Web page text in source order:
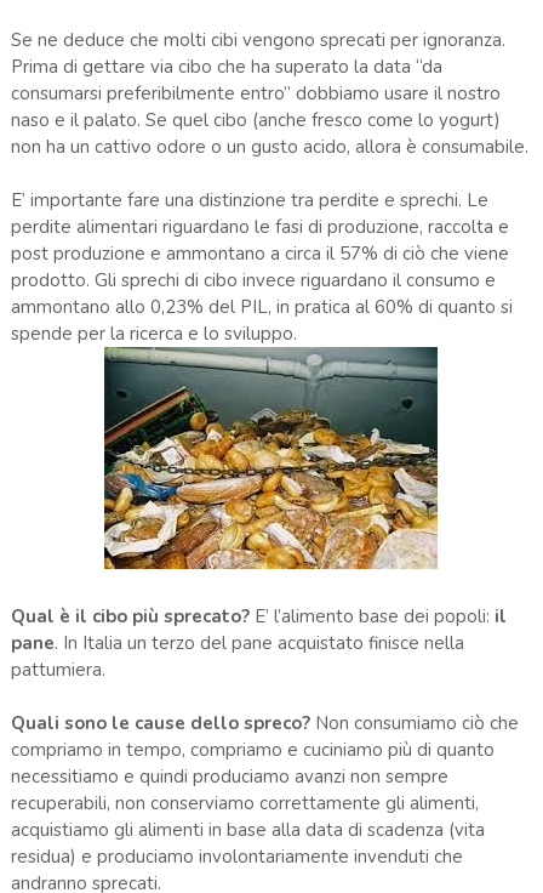
Se ne deduce che molti cibi vengono sprecati per ignoranza.
Prima di gettare via cibo che ha superato la data “da
consumarsi preferibilmente entro” dobbiamo usare il nostro
naso e il palato. Se quel cibo (anche fresco come lo yogurt)
non ha un cattivo odore o un gusto acido, allora è consumabile.
E’ importante fare una distinzione tra perdite e sprechi. Le
perdite alimentari riguardano le fasi di produzione, raccolta e
post produzione e ammontano a circa il 57% di ciò che viene
prodotto. Gli sprechi di cibo invece riguardano il consumo e
ammontano allo 0,23% del PIL, in pratica al 60% di quanto si
spende per la ricerca e lo sviluppo.
Qual è il cibo più sprecato? E’ l’alimento base dei popoli: il
pane. In Italia un terzo del pane acquistato finisce nella
pattumiera.
Quali sono le cause dello spreco?Non consumiamo ciò che
compriamo in tempo, compriamo e cuciniamo più di quanto
necessitiamo e quindi produciamo avanzi non sempre
recuperabili, non conserviamo correttamente gli alimenti,
acquistiamo gli alimenti in base alla data di scadenza (vita
residua) e produciamo involontariamente invenduti che
andranno sprecati.